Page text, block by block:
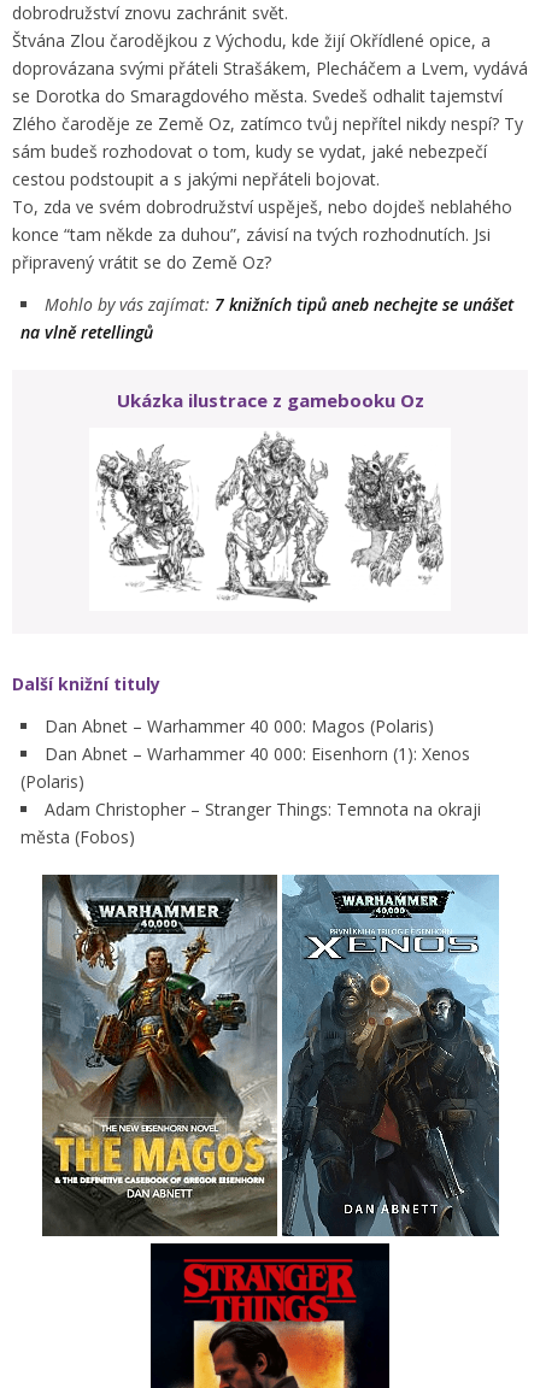
dobrodružství znovu zachránit svět.
Štvána Zlou čarodějkou z Východu, kde žijí Okřídlené opice, a
doprovázana svými přáteli Strašákem, Plecháčem a Lvem, vydává
se Dorotka do Smaragdového města. Svedeš odhalit tajemství
Zlého čaroděje ze Země Oz, zatímco tvůj nepřítel nikdy nespí? Ty
sám budeš rozhodovat o tom, kudy se vydat, jaké nebezpečí
cestou podstoupit a s jakými nepřáteli bojovat.
To, zda ve svém dobrodružství uspěješ, nebo dojdeš neblahého
konce “tam někde za duhou”, závisí na tvých rozhodnutích. Jsi
připravený vrátit se do Země Oz?
Mohlo by vás zajímat: 7 knižních tipů aneb nechejte se unášet
na vlně retellingů
Ukázka ilustrace z gamebooku Oz
Další knižní tituly
Dan Abnet – Warhammer 40 000: Magos (Polaris)
Dan Abnet – Warhammer 40 000: Eisenhorn (1): Xenos
(Polaris)
Adam Christopher – Stranger Things: Temnota na okraji
města (Fobos)